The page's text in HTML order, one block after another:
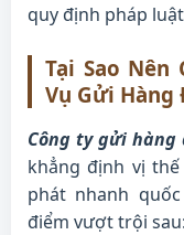
quy định pháp
Tại Sao Nên
Vụ Gửi Hàng
Công ty gửi hàng
khẳng định vị
phát nhanh
điểm vượt trội sau: